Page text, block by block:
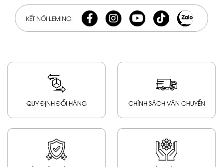
KẾT NỐI LEMINO:
QUY ĐỊNH ĐỔI HÀNG CHÍNH SÁCH VẬN CHUYỂN